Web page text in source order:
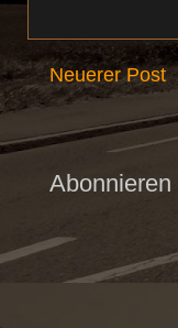
Neuerer Post
Abonnieren